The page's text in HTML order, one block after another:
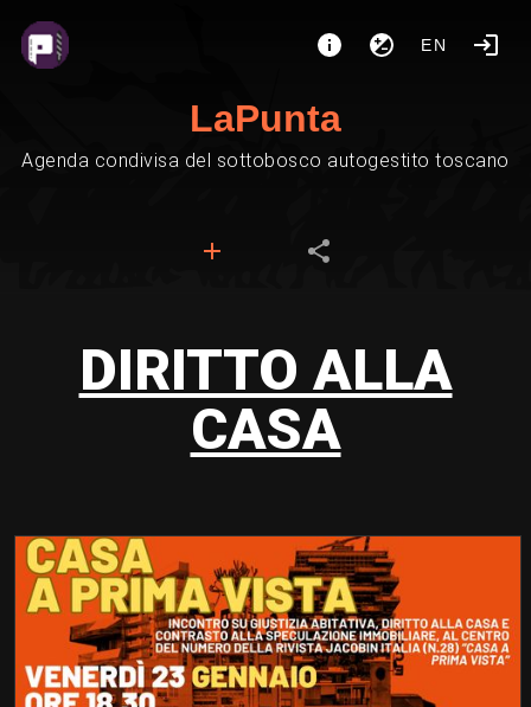
EN
LaPunta
Agenda condivisa del sottobosco autogestito toscano
DIRITTO ALLA
CASA